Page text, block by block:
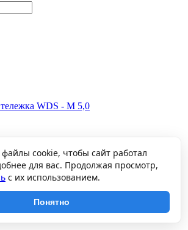
WDS - M 5,0
cookie, чтобы сайт работал
для вас. Продолжая просмотр,
с их использованием.
Понятно